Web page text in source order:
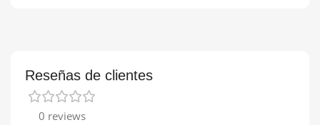
Reseñas de clientes
0 reviews